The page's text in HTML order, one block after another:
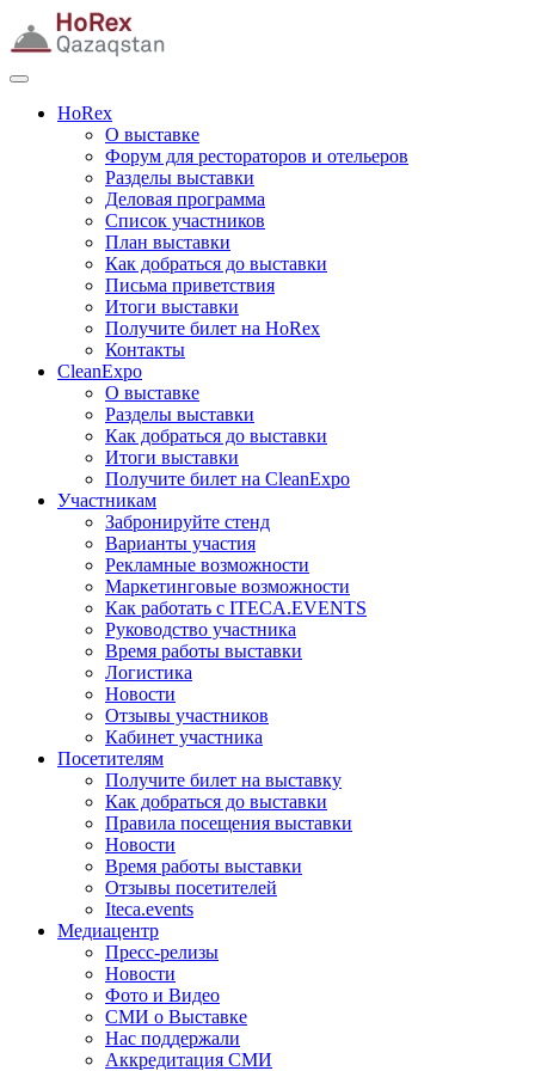
HoRex
О выставке
Форум для рестораторов и отельеров
Разделы выставки
Деловая программа
Список участников
План выставки
Как добраться до выставки
Письма приветствия
Итоги выставки
Получите билет на HoRex
Контакты
CleanExpo
О выставке
Разделы выставки
Как добраться до выставки
Итоги выставки
Получите билет на CleanExpo
Участникам
Забронируйте стенд
Варианты участия
Рекламные возможности
Маркетинговые возможности
Как работать с ITECA.EVENTS
Руководство участника
Время работы выставки
Логистика
Новости
Отзывы участников
Кабинет участника
Посетителям
Получите билет на выставку
Как добраться до выставки
Правила посещения выставки
Новости
Время работы выставки
Отзывы посетителей
Iteca.events
Медиацентр
Пресс-релизы
Новости
Фото и Видео
СМИ о Выставке
Нас поддержали
Аккредитация СМИ